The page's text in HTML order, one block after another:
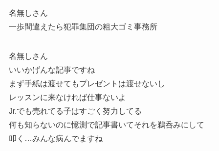
名無しさん
一歩間違えたら犯罪集団の粗大ゴミ事務所
名無しさん
いいかげんな記事ですね
まず手紙は渡せてもプレゼントは渡せないし
レッスンに来なければ仕事ないよ
Jr.でも売れてる子はすごく努力してる
何も知らないのに憶測で記事書いてそれを鵜呑みにして
叩く…みんな病んでますね